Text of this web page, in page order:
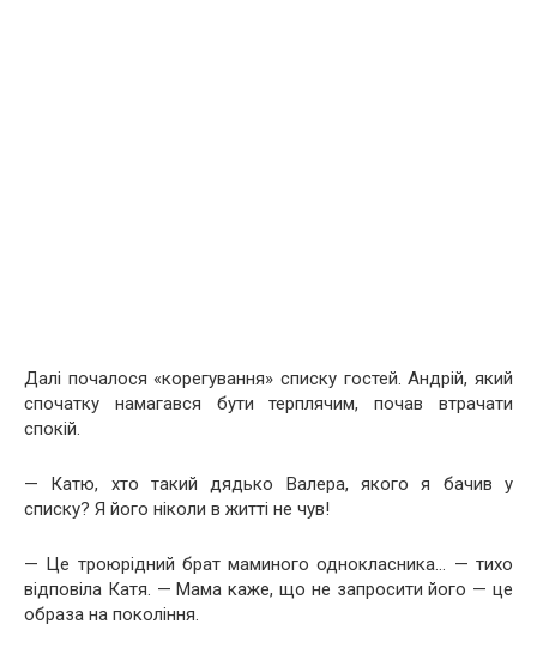
Далі почалося «корегування» списку гостей. Андрій, який
спочатку намагався бути терплячим, почав втрачати
спокій.
— Катю, хто такий дядько Валера, якого я бачив у
списку? Я його ніколи в житті не чув!
— Це троюрідний брат маминого однокласника… — тихо
відповіла Катя. — Мама каже, що не запросити його — це
образа на покоління.